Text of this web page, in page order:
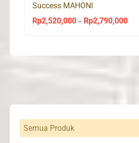
Success MAHONI
Rp2,520,000 – Rp2,790,000Price
Semua Produk